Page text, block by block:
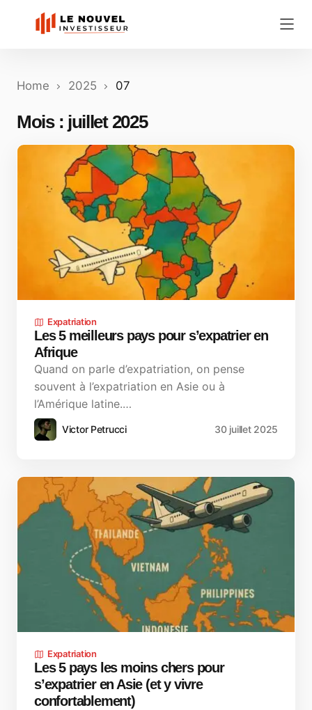
Home 2025 07
Mois : juillet 2025
Expatriation
Les 5 meilleurs pays pour s’expatrier en
Afrique
Quand on parle d’expatriation, on pense
souvent à l’expatriation en Asie ou à
l’Amérique latine.…
Victor Petrucci 30 juillet 2025
Expatriation
Les 5 pays les moins chers pour
s’expatrier en Asie (et y vivre
confortablement)